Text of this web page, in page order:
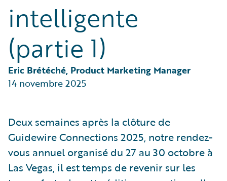
intelligente
(partie 1)
Eric Brétéché, Product Marketing Manager
14 novembre 2025
Deux semaines après la clôture de
Guidewire Connections 2025, notre rendez-
vous annuel organisé du 27 au 30 octobre à
Las Vegas, il est temps de revenir sur les